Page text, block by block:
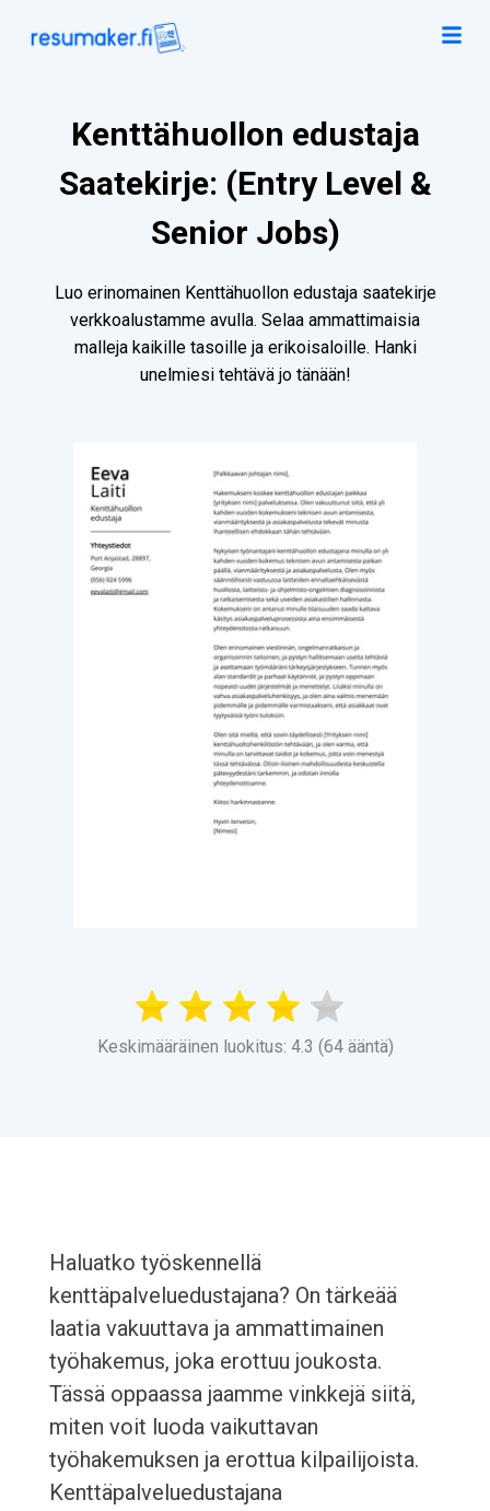
Kenttähuollon edustaja
Saatekirje: (Entry Level &
Senior Jobs)
Luo erinomainen Kenttähuollon edustaja saatekirje
verkkoalustamme avulla. Selaa ammattimaisia
malleja kaikille tasoille ja erikoisaloille. Hanki
unelmiesi tehtävä jo tänään!
Keskimääräinen luokitus: 4.3 (64 ääntä)
Haluatko työskennellä
kenttäpalveluedustajana? On tärkeää
laatia vakuuttava ja ammattimainen
työhakemus, joka erottuu joukosta.
Tässä oppaassa jaamme vinkkejä siitä,
miten voit luoda vaikuttavan
työhakemuksen ja erottua kilpailijoista.
Kenttäpalveluedustajana